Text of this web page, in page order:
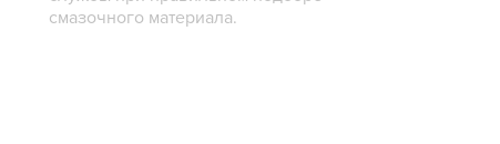
смазочного материала.